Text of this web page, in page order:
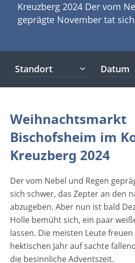
Kreuzberg 2024 Der vom
geprägte November tat
Flocken rieseln zu lassen.
freuen sich nach einem
besinnliche Adventszeit.
id="attachment_9010"
width="335"] Copyright:
Fotolia[/caption] Viele
auch auf den Besuch der
in Bayern, die in allen
Freistaates veranstaltet
davon finden in
statt und profitieren von
Ambiente. Zu diesen gehört
Weihnachtsmarkt
Kreuzberg. Das Kloster
Standort
Weihnachtsmarkt
Bischofsheim im
Kreuzberg 2024
Der vom Nebel und Regen
sich schwer, das Zepter an den
abzugeben. Aber nun ist bald
Holle bemüht sich, ein paar
lassen. Die meisten Leute
hektischen Jahr auf sachte
die besinnliche Adventszeit.